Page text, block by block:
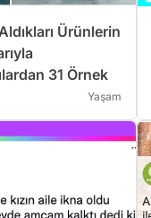
Ürünlerin
31 Örnek
Yaşam